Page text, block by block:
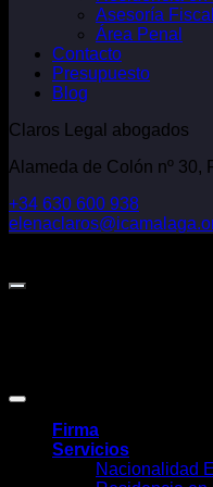
Asesoría
Área Penal
Contacto
Presupuesto
Blog
Claros Legal abogados
Alameda de Colón nº 30,
+34 630 600 938
Firma
Servicios
Nacionalidad